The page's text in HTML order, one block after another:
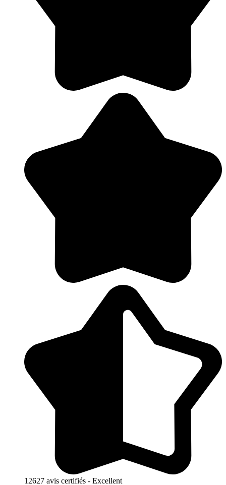
12627 avis certifiés - Excellent